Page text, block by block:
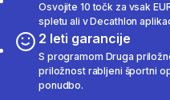
Osvojite 10 točk za vsak
spletu ali v Decathlon
2 leti garancije
S programom Druga
priložnost rabljeni športni
ponudbo.